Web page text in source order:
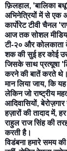
फ़िलहाल, 'बालिका
अभिनेत्रियों में से एक
कार्पोरेट टीवी चैनल
आज तक सोशल
टी-२० और
शक की सुई हर कोई
जिसके साथ प्रत्यूषा
करने की बातें करतेथे।
मान लिया जाय, कि
लेकिन जो राष्ट्रीय
आदिवासियों,
हज़ारों की तादाद में,
राहुल राज सिंह की
करती है।
विडंबना हमारे समय